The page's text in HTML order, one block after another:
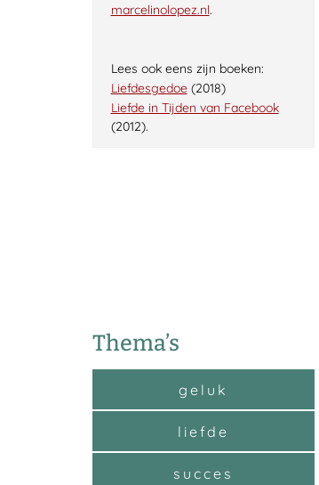
marcelinolopez.nl.
Lees ook eens zijn boeken:
Liefdesgedoe(2018)
Liefde in Tijden van Facebook
(2012).
Thema’s
geluk
liefde
succes